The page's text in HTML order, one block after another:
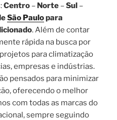
Centro – Norte –Sul –
São Paulopara
. Além de contar
rápida na busca por
para climatização
empresas e indústrias.
pensados para minimizar
oferecendo o melhor
com todas as marcas do
sempre seguindo